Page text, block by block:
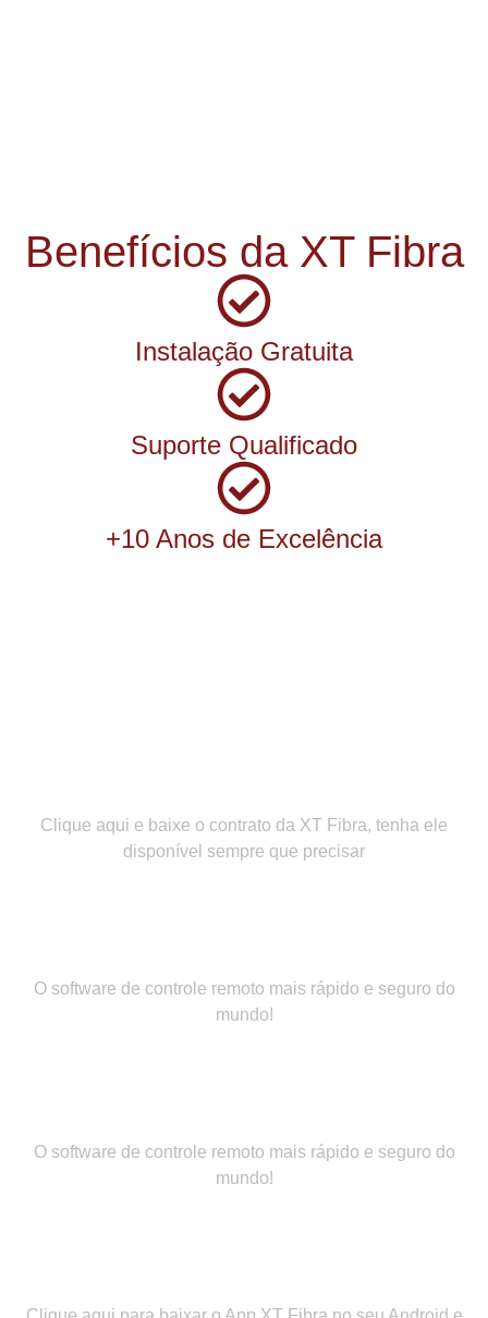
Benefícios da XT Fibra
Instalação Gratuita
Suporte Qualificado
+10 Anos de Excelência
Clique aqui e baixe o contrato da XT Fibra, tenha ele
disponível sempre que precisar
O software de controle remoto mais rápido e seguro do
mundo!
O software de controle remoto mais rápido e seguro do
mundo!